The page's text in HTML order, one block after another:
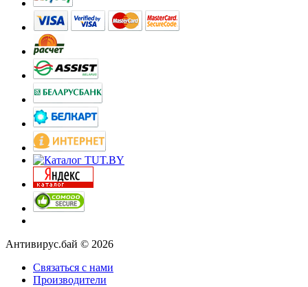
Антивирус.бай © 2026
Связаться с нами
Производители